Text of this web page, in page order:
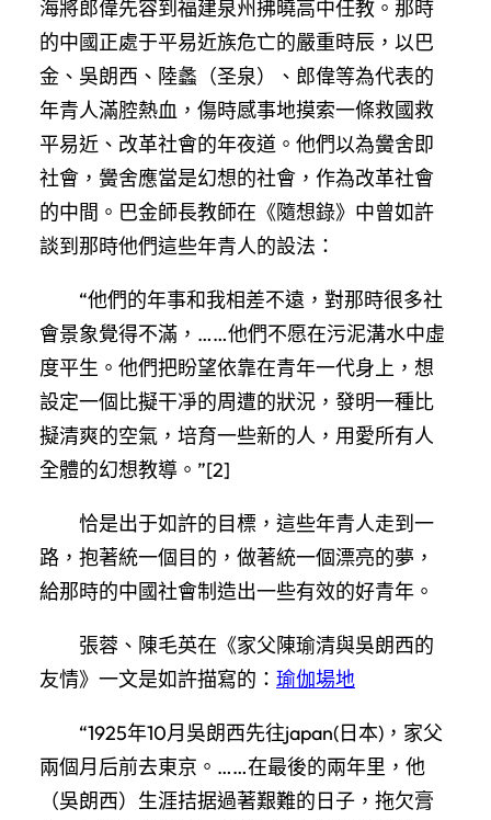
海將郎偉先容到福建泉州拂曉高中任教。那時
的中國正處于平易近族危亡的嚴重時辰，以巴
金、吳朗西、陸蠡（圣泉）、郎偉等為代表的
年青人滿腔熱血，傷時感事地摸索一條救國救
平易近、改革社會的年夜道。他們以為黌舍即
社會，黌舍應當是幻想的社會，作為改革社會
的中間。巴金師長教師在《隨想錄》中曾如許
談到那時他們這些年青人的設法：
“他們的年事和我相差不遠，對那時很多社
會景象覺得不滿，……他們不愿在污泥溝水中虛
度平生。他們把盼望依靠在青年一代身上，想
設定一個比擬干凈的周遭的狀況，發明一種比
擬清爽的空氣，培育一些新的人，用愛所有人
全體的幻想教導。”[2]
恰是出于如許的目標，這些年青人走到一
路，抱著統一個目的，做著統一個漂亮的夢，
給那時的中國社會制造出一些有效的好青年。
張蓉、陳毛英在《家父陳瑜清與吳朗西的
友情》一文是如許描寫的： 瑜伽場地
“1925年10月吳朗西先往japan(日本)，家父
兩個月后前去東京。……在最後的兩年里，他
（吳朗西）生涯拮据過著艱難的日子，拖欠膏